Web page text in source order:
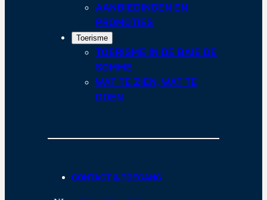
AANBIEDINGEN EN
PROMOTIES
Toerisme
TOERISME IN DE BAIE DE
SOMME
WAT TE ZIEN, WAT TE
DOEN
CONTACT & TOEGANG